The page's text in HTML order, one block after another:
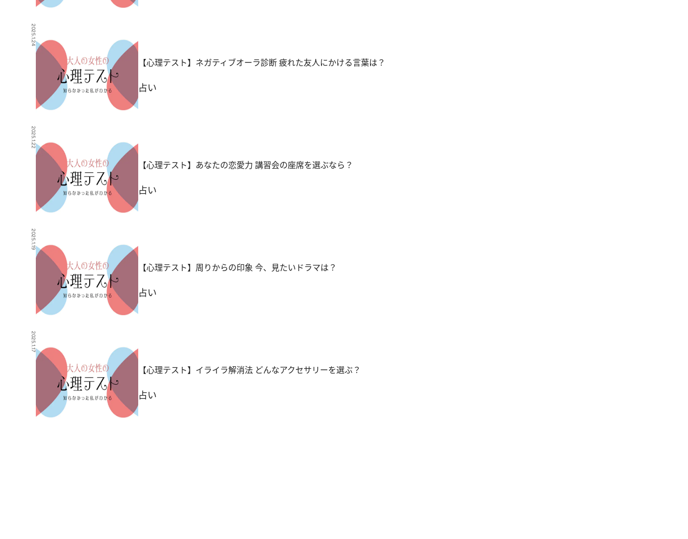
2025.1.24
【心理テスト】ネガティブオーラ診断 疲れた友人にかける言葉は？
占い
2025.1.22
【心理テスト】あなたの恋愛力 講習会の座席を選ぶなら？
占い
2025.1.19
【心理テスト】周りからの印象 今、見たいドラマは？
占い
2025.1.17
【心理テスト】イライラ解消法 どんなアクセサリーを選ぶ？
占い